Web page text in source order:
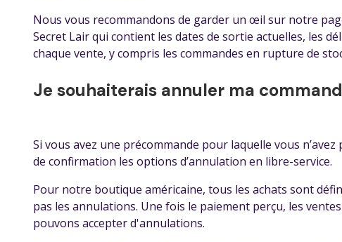
Nous vous recommandons de garder un œil sur notre
Secret Lair qui contient les dates de sortie actuelles, les
chaque vente, y compris les commandes en rupture de
Je souhaiterais annuler ma
Si vous avez une précommande pour laquelle vous
de confirmation les options d’annulation en libre-service.
Pour notre boutique américaine, tous les achats sont
pas les annulations. Une fois le paiement perçu, les
pouvons accepter d'annulations.